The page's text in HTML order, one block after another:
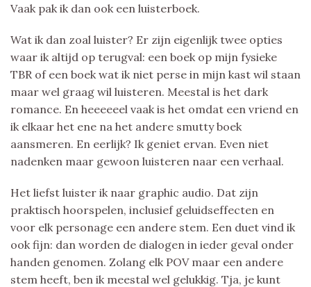
Vaak pak ik dan ook een luisterboek.
Wat ik dan zoal luister? Er zijn eigenlijk twee opties
waar ik altijd op terugval: een boek op mijn fysieke
TBR of een boek wat ik niet perse in mijn kast wil staan
maar wel graag wil luisteren. Meestal is het dark
romance. En heeeeeel vaak is het omdat een vriend en
ik elkaar het ene na het andere smutty boek
aansmeren. En eerlijk? Ik geniet ervan. Even niet
nadenken maar gewoon luisteren naar een verhaal.
Het liefst luister ik naar graphic audio. Dat zijn
praktisch hoorspelen, inclusief geluidseffecten en
voor elk personage een andere stem. Een duet vind ik
ook fijn: dan worden de dialogen in ieder geval onder
handen genomen. Zolang elk POV maar een andere
stem heeft, ben ik meestal wel gelukkig. Tja, je kunt